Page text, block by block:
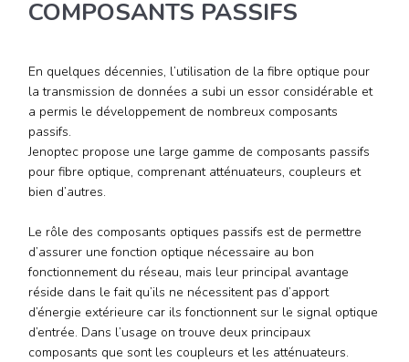
COMPOSANTS PASSIFS
En quelques décennies, l’utilisation de la fibre optique pour
la transmission de données a subi un essor considérable et
a permis le développement de nombreux composants
passifs.
Jenoptec propose une large gamme de composants passifs
pour fibre optique, comprenant atténuateurs, coupleurs et
bien d’autres.
Le rôle des composants optiques passifs est de permettre
d’assurer une fonction optique nécessaire au bon
fonctionnement du réseau, mais leur principal avantage
réside dans le fait qu’ils ne nécessitent pas d’apport
d’énergie extérieure car ils fonctionnent sur le signal optique
d’entrée. Dans l’usage on trouve deux principaux
composants que sont les coupleurs et les atténuateurs.